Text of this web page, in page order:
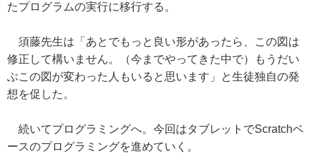
たプログラムの実行に移行する。
須藤先生は「あとでもっと良い形があったら、この図は
修正して構いません。（今までやってきた中で）もうだい
ぶこの図が変わった人もいると思います」と生徒独自の発
想を促した。
続いてプログラミングへ。今回はタブレットでScratchベ
ースのプログラミングを進めていく。